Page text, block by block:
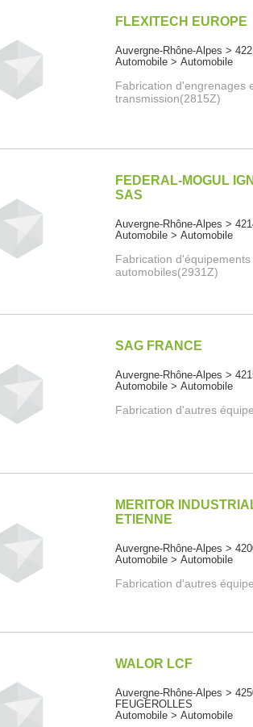
FLEXITECH EUROPE
Auvergne-Rhône-Alpes >
Automobile > Automobile
Fabrication d'engrenages
transmission(2815Z)
FEDERAL-MOGUL
SAS
Auvergne-Rhône-Alpes >
Automobile > Automobile
Fabrication
automobiles(2931Z)
SAG FRANCE
Auvergne-Rhône-Alpes >
Automobile > Automobile
Fabrication d'autres
MERITOR
ETIENNE
Auvergne-Rhône-Alpes >
Automobile > Automobile
Fabrication d'autres
WALOR LCF
Auvergne-Rhône-Alpes >
FEUGEROLLES
Automobile > Automobile